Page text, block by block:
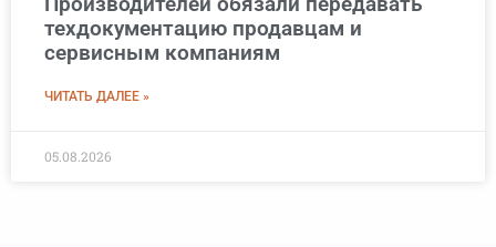
техдокументацию продавцам и
сервисным компаниям
ЧИТАТЬ ДАЛЕЕ »
05.08.2026